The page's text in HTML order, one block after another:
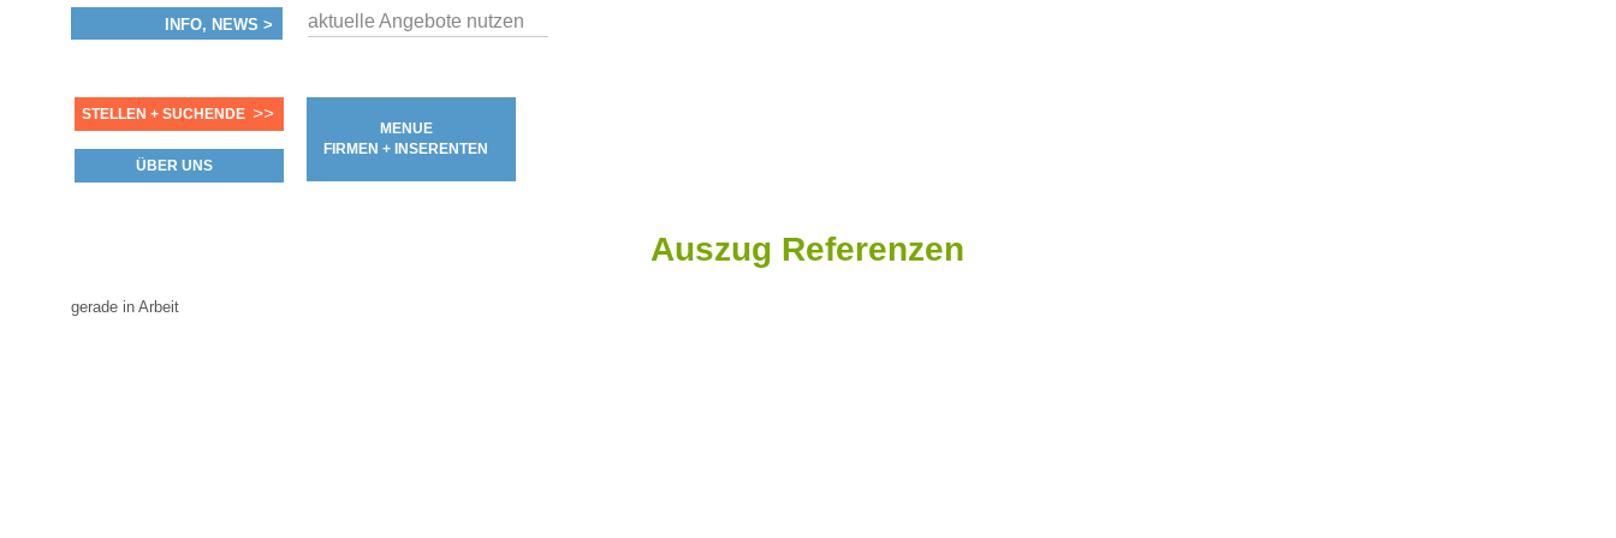
INFO, NEWS > aktuelle Angebote nutzen
STELLEN + SUCHENDE >>
ÜBER UNS
MENUE
FIRMEN + INSERENTEN
Auszug Referenzen
gerade in Arbeit